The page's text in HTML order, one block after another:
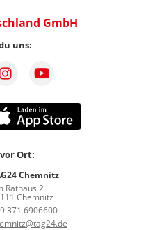
GmbH
uns:
Ort:
Chemnitz
Rathaus 2
Chemnitz
371 6906600